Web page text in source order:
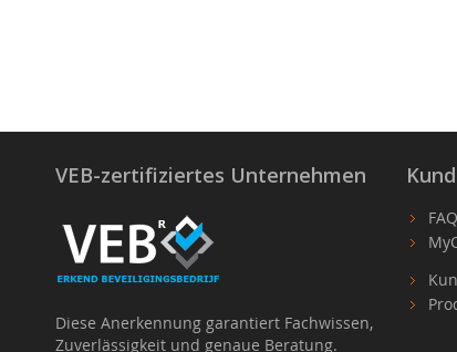
VEB-zertifiziertes Unternehmen
Diese Anerkennung garantiert Fachwissen,
Zuverlässigkeit und genaue Beratung.